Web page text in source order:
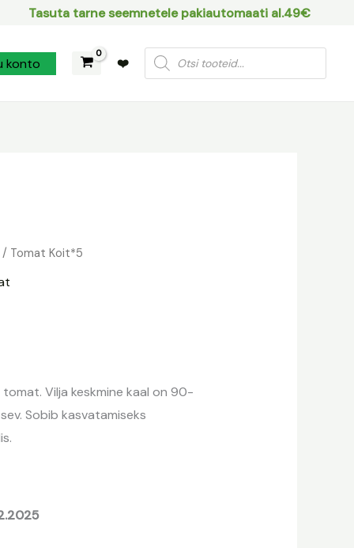
Tasuta tarne seemnetele pakiautomaati al.49€
konto ❤️
Products
search
/ Tomat Koit*5
Vilja keskmine kaal on 90-
Sobib kasvatamiseks